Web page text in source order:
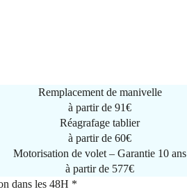
Remplacement de manivelle
à partir de91€
Réagrafage tablier
à partir de60€
Motorisation de volet – Garantie 10 ans
à partir de 577€
dans les 48H *